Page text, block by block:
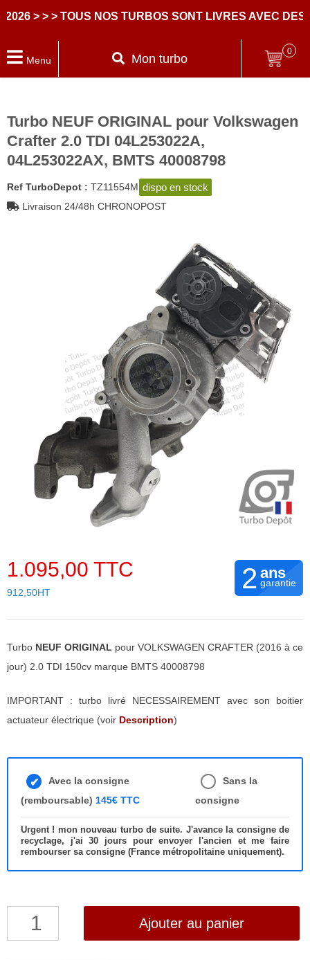
> > > TOUS NOS TURBOS SONT LIVRES AVEC DES
Menu Mon turbo
0
Turbo NEUF ORIGINAL pour Volkswagen
Crafter 2.0 TDI 04L253022A,
04L253022AX, BMTS 40008798
Ref TurboDepot : TZ11554M dispo en stock
Livraison 24/48h CHRONOPOST
1.095,00 TTC
912,50HT 2 ans
garantie
Turbo NEUF ORIGINAL pour VOLKSWAGEN CRAFTER (2016 à ce
jour) 2.0 TDI 150cv marque BMTS 40008798
IMPORTANT : turbo livré NECESSAIREMENT avec son boitier
actuateur électrique (voir Description)
Avec la consigne
(remboursable) 145€ TTC
Sans la
consigne
Urgent ! mon nouveau turbo de suite. J'avance la consigne de
recyclage, j'ai 30 jours pour envoyer l'ancien et me faire
rembourser sa consigne (France métropolitaine uniquement).
quantité
Ajouter au panier